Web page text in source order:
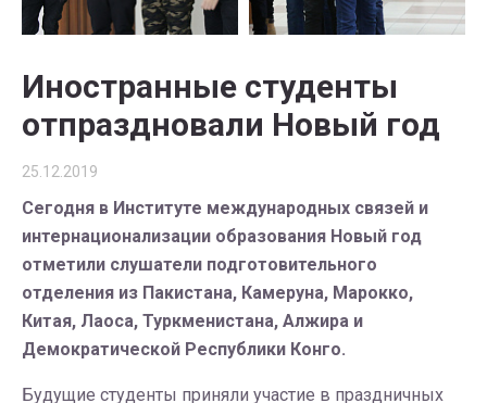
Иностранные студенты
отпраздновали Новый год
25.12.2019
Сегодня в Институте международных связей и
интернационализации образования Новый год
отметили слушатели подготовительного
отделения из Пакистана, Камеруна, Марокко,
Китая, Лаоса, Туркменистана, Алжира и
Демократической Республики Конго.
Будущие студенты приняли участие в праздничных